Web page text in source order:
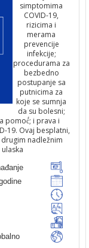
COVID-19,
prevencije
bezbedno
postupanje
putnicima
koje se
da su
prva pomoć́; i prava i
COVID-19. Ovaj
policiji i drugim
ulaska.
za pohađanje
cele godine
Globalno